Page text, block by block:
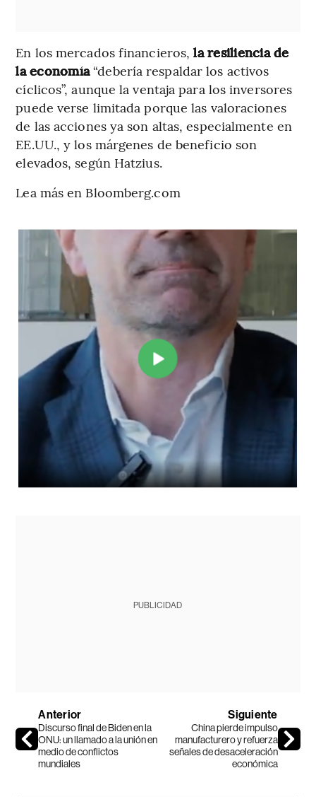
En los mercados financieros, la resiliencia de
la economía“debería respaldar los activos
cíclicos”, aunque la ventaja para los inversores
puede verse limitada porque las valoraciones
de las acciones ya son altas, especialmente en
EE.UU., y los márgenes de beneficio son
elevados, según Hatzius.
Lea más en Bloomberg.com
PUBLICIDAD
Anterior
Discurso final de Biden en la
ONU: un llamado a la unión en
medio de conflictos
mundiales
Siguiente
China pierde impulso
manufacturero y refuerza
señales de desaceleración
económica